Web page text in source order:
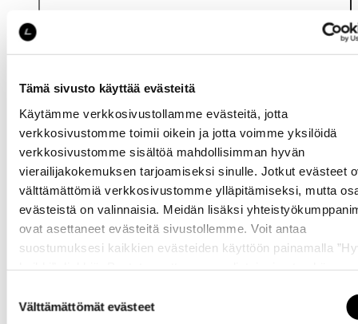
Tämä sivusto käyttää evästeitä
Käytämme verkkosivustollamme evästeitä, jotta
verkkosivustomme toimii oikein ja jotta voimme yksilöidä
verkkosivustomme sisältöä mahdollisimman hyvän
vierailijakokemuksen tarjoamiseksi sinulle. Jotkut evästeet
välttämättömiä verkkosivustomme ylläpitämiseksi, mutta
evästeistä on valinnaisia. Meidän lisäksi
ovat asettaneet evästeitä sivustollemme. Voit antaa
suostumuksesi kaikkien evästeiden käyttöön painamalla
valinta
Välttämättömät evästeet
Katso saatavuus
myymälässä